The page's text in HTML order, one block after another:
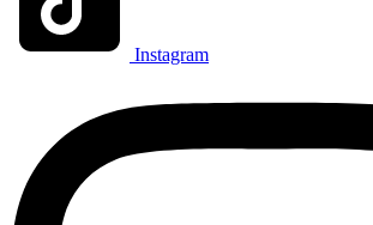
Instagram